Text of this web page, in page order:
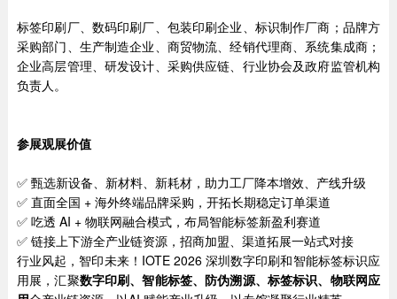
标签印刷厂、数码印刷厂、包装印刷企业、标识制作厂商；品牌方
采购部门、生产制造企业、商贸物流、经销代理商、系统集成商；
企业高层管理、研发设计、采购供应链、行业协会及政府监管机构
负责人。
参展观展价值
✅ 甄选新设备、新材料、新耗材，助力工厂降本增效、产线升级
✅ 直面全国 + 海外终端品牌采购，开拓长期稳定订单渠道
✅ 吃透 AI + 物联网融合模式，布局智能标签新盈利赛道
✅ 链接上下游全产业链资源，招商加盟、渠道拓展一站式对接
行业风起，智印未来！IOTE 2026 深圳数字印刷和智能标签标识应
用展，汇聚数字印刷、智能标签、防伪溯源、 标签标识、 物联网应